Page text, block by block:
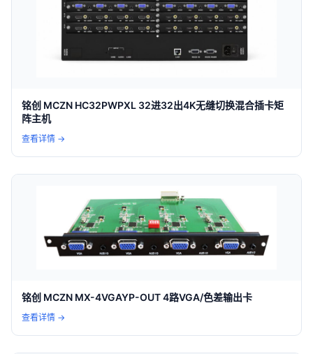
铭创 MCZN HC32PWPXL 32进32出4K无缝切换混合插卡矩
阵主机
查看详情 →
铭创 MCZN MX-4VGAYP-OUT 4路VGA/色差输出卡
查看详情 →